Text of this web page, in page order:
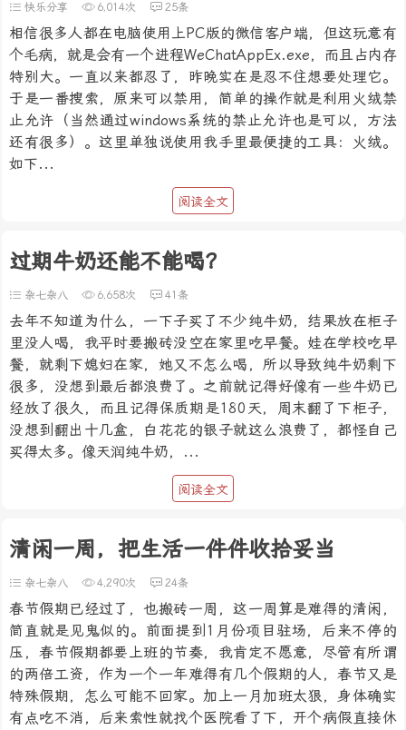
快乐分享 6,014次 25条
相信很多人都在电脑使用上PC版的微信客户端，但这玩意有
个毛病，就是会有一个进程WeChatAppEx.exe，而且占内存
特别大。一直以来都忍了，昨晚实在是忍不住想要处理它。
于是一番搜索，原来可以禁用，简单的操作就是利用火绒禁
止允许（当然通过windows系统的禁止允许也是可以，方法
还有很多）。这里单独说使用我手里最便捷的工具：火绒。
如下...
阅读全文
过期牛奶还能不能喝？
杂七杂八 6,658次 41条
去年不知道为什么，一下子买了不少纯牛奶，结果放在柜子
里没人喝，我平时要搬砖没空在家里吃早餐。娃在学校吃早
餐，就剩下媳妇在家，她又不怎么喝，所以导致纯牛奶剩下
很多，没想到最后都浪费了。之前就记得好像有一些牛奶已
经放了很久，而且记得保质期是180天，周末翻了下柜子，
没想到翻出十几盒，白花花的银子就这么浪费了，都怪自己
买得太多。像天润纯牛奶，...
阅读全文
清闲一周，把生活一件件收拾妥当
杂七杂八 4,290次 24条
春节假期已经过了，也搬砖一周，这一周算是难得的清闲，
简直就是见鬼似的。前面提到1月份项目驻场，后来不停的
压，春节假期都要上班的节奏，我肯定不愿意，尽管有所谓
的两倍工资，作为一个一年难得有几个假期的人，春节又是
特殊假期，怎么可能不回家。加上一月加班太狠，身体确实
有点吃不消，后来索性就找个医院看了下，开个病假直接休